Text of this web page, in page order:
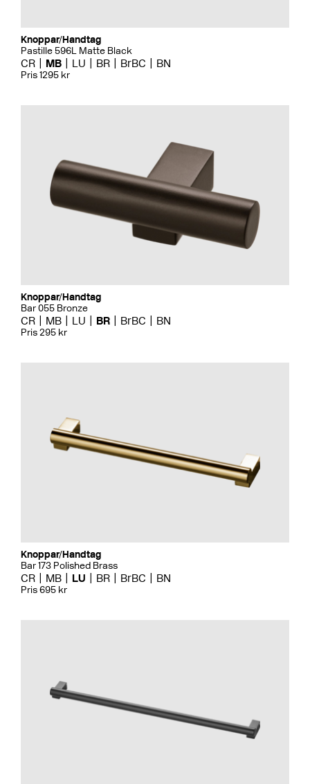
Knoppar/Handtag
Pastille 596L Matte Black
CR MB LU BR BrBC BN
Pris 1295 kr
Knoppar/Handtag
Bar 055 Bronze
CR MB LU BR BrBC BN
Pris 295 kr
Knoppar/Handtag
Bar 173 Polished Brass
CR MB LU BR BrBC BN
Pris 695 kr